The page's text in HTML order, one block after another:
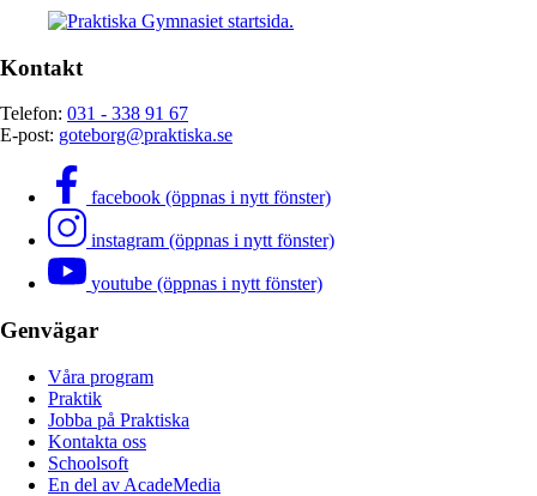
Kontakt
Telefon: 031 - 338 91 67
E-post: goteborg@praktiska.se
facebook (öppnas i nytt fönster)
instagram (öppnas i nytt fönster)
youtube (öppnas i nytt fönster)
Genvägar
Våra program
Praktik
Jobba på Praktiska
Kontakta oss
Schoolsoft
En del av AcadeMedia